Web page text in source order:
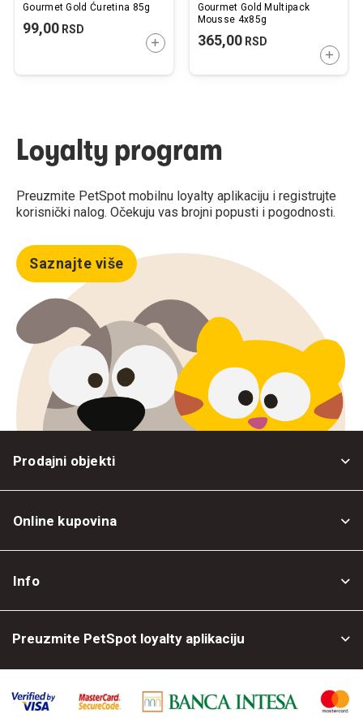
Gourmet Gold Ćuretina 85g
99,00 RSD
DODAJTE U KORPU
Gourmet Gold Multipack
Mousse 4x85g
365,00RSD
Loyalty program
Preuzmite PetSpot mobilnu loyalty aplikaciju i registrujte
korisnički nalog. Očekuju vas brojni popusti i pogodnosti.
Saznajte više
Prodajni objekti
Online kupovina
Info
Preuzmite PetSpot loyalty aplikaciju